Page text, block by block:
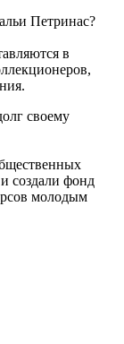
Петринас?
в
своему
создали фонд
молодым